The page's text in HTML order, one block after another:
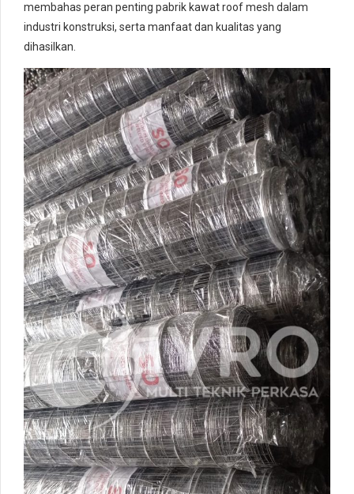
membahas peran penting pabrik kawat roof mesh dalam
industri konstruksi, serta manfaat dan kualitas yang
dihasilkan.